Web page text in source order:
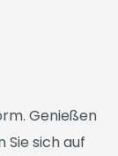
Genießen
Sie sich auf